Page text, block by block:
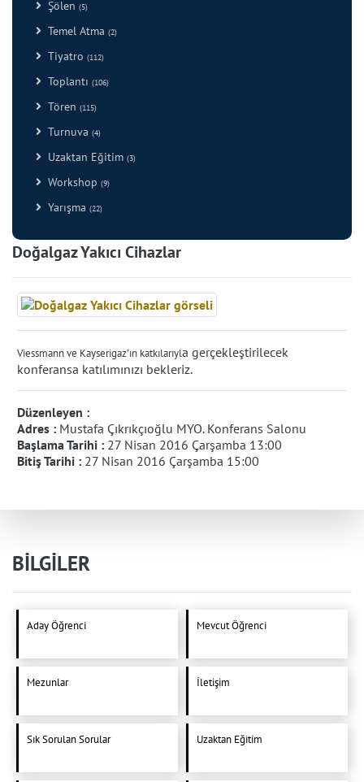
Şölen (5)
Temel Atma (2)
Tiyatro (112)
Toplantı (106)
Tören (115)
Turnuva (4)
Uzaktan Eğitim (3)
Workshop (9)
Yarışma (22)
Doğalgaz Yakıcı Cihazlar
Viessmann ve Kayserigaz’ın katkılarıyla gerçekleştirilecek
konferansa katılımınızı bekleriz.
Düzenleyen :
Adres : Mustafa Çıkrıkçıoğlu MYO. Konferans Salonu
Başlama Tarihi : 27 Nisan 2016 Çarşamba 13:00
Bitiş Tarihi : 27 Nisan 2016 Çarşamba 15:00
BİLGİLER
Aday Öğrenci Mevcut Öğrenci
Mezunlar İletişim
Sık Sorulan Sorular Uzaktan Eğitim